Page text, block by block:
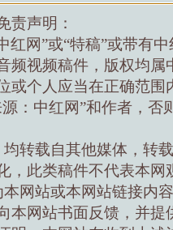
责声明：
红网”或“特稿”或带有
频视频稿件，版权均属
或个人应当在正确范围
：中红网”和作者，否
转载自其他媒体，转
，此类稿件不代表本网
网站或本网站链接内
本网站书面反馈，并提